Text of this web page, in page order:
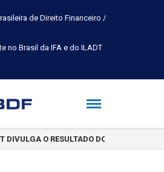
de Direito Financeiro /
no Brasil da IFA e do ILADT
DIVULGA O RESULTADO DO CONCURSO